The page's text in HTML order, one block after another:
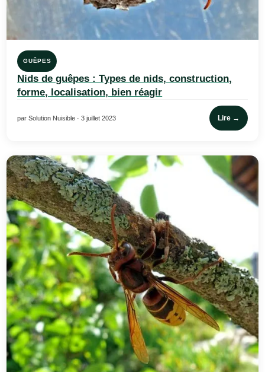
GUÊPES
Nids de guêpes : Types de nids, construction,
forme, localisation, bien réagir
par Solution Nuisible · 3 juillet 2023 Lire →